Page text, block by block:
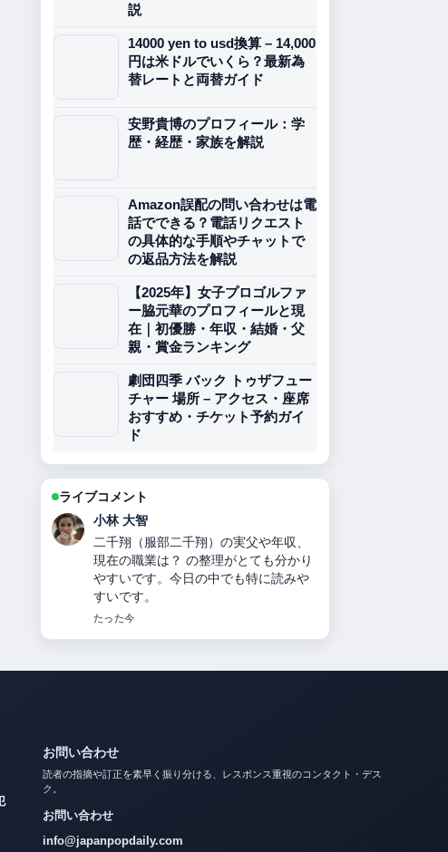
説
14000 yen to usd換算 – 14,000
円は米ドルでいくら？最新為
替レートと両替ガイド
安野貴博のプロフィール：学
歴・経歴・家族を解説
Amazon誤配の問い合わせは電
話でできる？電話リクエスト
の具体的な手順やチャットで
の返品方法を解説
【2025年】女子プロゴルファ
ー脇元華のプロフィールと現
在｜初優勝・年収・結婚・父
親・賞金ランキング
劇団四季 バック トゥザフュー
チャー 場所 – アクセス・座席
おすすめ・チケット予約ガイ
ド
ライブコメント
田中 美咲
キャサリン妃の現在の状況：病名・治
療経過・ウィリアム王子との関係・メ
ーガン妃比較までを徹底解説【2025年
最新】 を追っていますが、この解説は
落ち着いていて信頼できます。
お問い合わせ
読者の指摘や訂正を素早く振り分ける、レスポンス重視のコンタクト・デス
お問い合わせ